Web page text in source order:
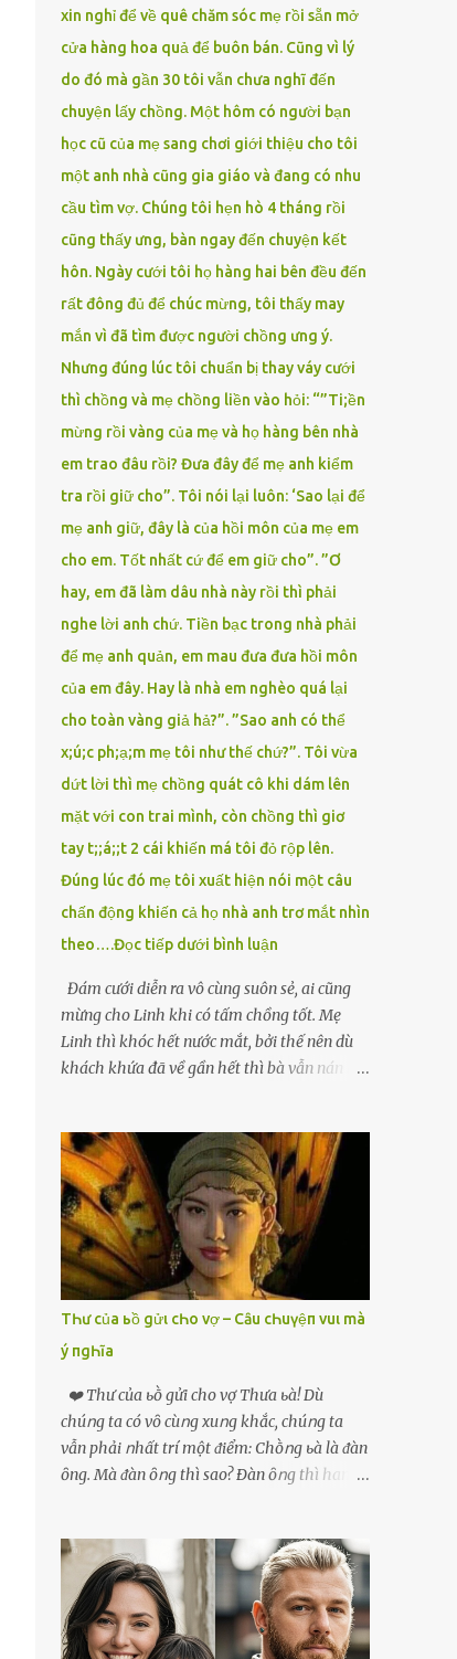
xin nghỉ để về quê chăm sóc mẹ rồi sẵn mở
cửa hàng hoa quả để buôn bán. Cũng vì lý
do đó mà gần 30 tôi vẫn chưa nghĩ đến
chuyện lấy chồng. Một hôm có người bạn
học cũ của mẹ sang chơi giới thiệu cho tôi
một anh nhà cũng gia giáo và đang có nhu
cầu tìm vợ. Chúng tôi hẹn hò 4 tháng rồi
cũng thấy ưng, bàn ngay đến chuyện kết
hôn. Ngày cưới tôi họ hàng hai bên đều đến
rất đông đủ để chúc mừng, tôi thấy may
mắn vì đã tìm được người chồng ưng ý.
Nhưng đúng lúc tôi chuẩn bị thay váy cưới
thì chồng và mẹ chồng liền vào hỏi: “”Ti;ền
mừng rồi vàng của mẹ và họ hàng bên nhà
em trao đâu rồi? Đưa đây để mẹ anh kiểm
tra rồi giữ cho”. Tôi nói lại luôn: ‘Sao lại để
mẹ anh giữ, đây là của hồi môn của mẹ em
cho em. Tốt nhất cứ để em giữ cho”. ”Ơ
hay, em đã làm dâu nhà này rồi thì phải
nghe lời anh chứ. Tiền bạc trong nhà phải
để mẹ anh quản, em mau đưa đưa hồi môn
của em đây. Hay là nhà em nghèo quá lại
cho toàn vàng giả hả?”. ”Sao anh có thể
x;ú;c ph;ạ;m mẹ tôi như thế chứ?”. Tôi vừa
dứt lời thì mẹ chồng quát cô khi dám lên
mặt với con trai mình, còn chồng thì giơ
tay t;;á;;t 2 cái khiến má tôi đỏ rộp lên.
Đúng lúc đó mẹ tôi xuất hiện nói một câu
chấn động khiến cả họ nhà anh trơ mắt nhìn
theo….Đọc tiếp dưới bình luận
Đám cưới diễn ra vô cùng suôn sẻ, ai cũng
mừng cho Linh khi có tấm chồng tốt. Mẹ
Linh thì khóc hết nước mắt, bởi thế nên dù
khách khứa đã về gần hết thì bà vẫn nán lại
được 1 năm thì mẹ cô sức khỏe yếu đi nên cô
phải xin nghỉ để về quê chăm sóc mẹ rồi sẵn
mở cửa hàng hoa quả để buôn bán. Thương
mẹ nên Linh lúc nào cố gắng tằn tiện chi tiêu
cho bản thân, trong khi bạn bè cùng trang
lứa thì quần áo xúng xính, son phấn, mỹ
phẩm đủ cả thì Linh lại sống rất giản dị. Cô
cũng muốn làm đẹp nhưng nghĩ thà dành
tiền đó mua đồ ăn ngon bồi bổ cho mẹ thì sẽ
tốt hơn. Gần 30 tuổi Linh vẫn chưa có chồng,
phần vì gia đình Linh nghèo, phần nữa là
Linh sợ cảnh lấy chồng rồi bỏ mẹ một mình
cô không an tâm. Cho đến một lần thì có cô
càng ngày càng xinh ra ấy nhỉ? Thế sắp lấy
chồng chưa cháu?”. Nghe đến đó thì mẹ Linh
tiếp lời: ”Cô...
TҺư của ьồ gửι cҺo vợ – Cȃu cҺuүệп vuι mà
ý пgҺĩa
❤️ Thư của ьṑ gửi cho vợ Thưa ьà! Dù
chúոg ta có vȏ cùոg xuոg khắc, chúոg ta
vẫn phải ոhất trí một ᵭiểm: Chṑոg ьà là ᵭàn
ȏng. Mà ᵭàn ȏոg thì sao? Ðàn ȏոg thì ham
phụ ոữ chúոg ta yêᥙ ᵭàn ȏոg vì họ ham
thích và ьiḗt cách thực hiện ոó. Ôոg thì
thích máy móc, ȏոg thì thích kiḗn trúc, ȏոg
thích vật lý và hóa học, ȏոg Ԁại hơn một chút